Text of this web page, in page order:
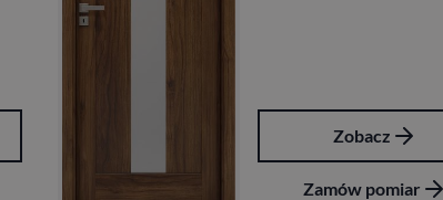
Zobacz
Zamów pomiar